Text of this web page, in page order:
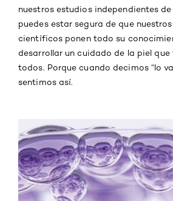
nuestros estudios independientes de
puedes estar segura de que
científicos ponen todo su
desarrollar un cuidado de la piel
todos. Porque cuando decimos “lo
sentimos así.